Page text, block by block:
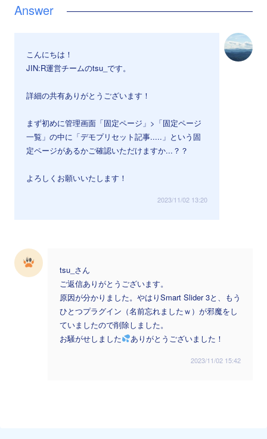
こんにちは！
JIN:R運営チームのtsu_です。
詳細の共有ありがとうございます！
まず初めに管理画面「固定ページ」>「固定ページ
一覧」の中に「デモプリセット記事.....」という固
定ページがあるかご確認いただけますか...？？
よろしくお願いいたします！
2023/11/02 13:20
tsu_さん
ご返信ありがとうございます。
原因が分かりました。やはりSmart Slider 3と、もう
ひとつプラグイン（名前忘れましたｗ）が邪魔をし
ていましたので削除しました。
お騒がせしました
ありがとうございました！
2023/11/02 15:42